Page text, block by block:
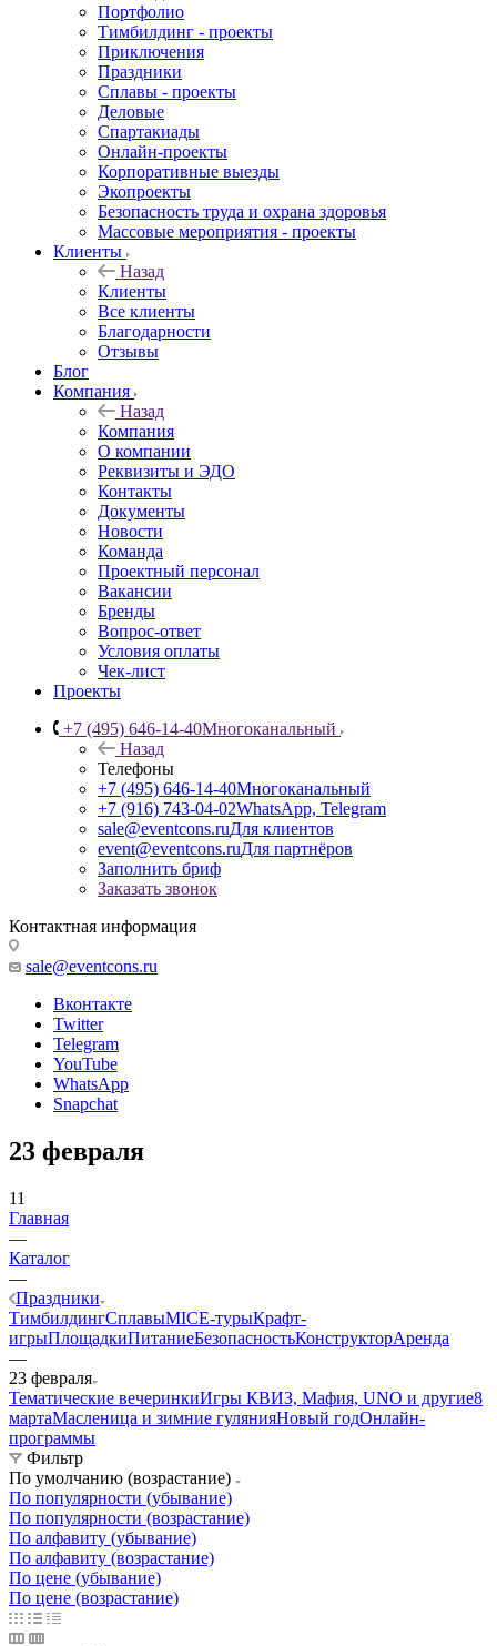
Портфолио
Тимбилдинг - проекты
Приключения
Праздники
Сплавы - проекты
Деловые
Спартакиады
Онлайн-проекты
Корпоративные выезды
Экопроекты
Безопасность труда и охрана здоровья
Массовые мероприятия - проекты
Клиенты
Назад
Клиенты
Все клиенты
Благодарности
Отзывы
Блог
Компания
Назад
Компания
О компании
Реквизиты и ЭДО
Контакты
Документы
Новости
Команда
Проектный персонал
Вакансии
Бренды
Вопрос-ответ
Условия оплаты
Чек-лист
Проекты
+7 (495) 646-14-40Многоканальный
Назад
Телефоны
+7 (495) 646-14-40Многоканальный
+7 (916) 743-04-02WhatsApp, Telegram
sale@eventcons.ruДля клиентов
event@eventcons.ruДля партнёров
Заполнить бриф
Заказать звонок
Контактная информация
sale@eventcons.ru
Вконтакте
Twitter
Telegram
YouTube
WhatsApp
Snapchat
23 февраля
11
Главная
—
Каталог
—
Праздники
ТимбилдингСплавыMICE‑турыКрафт-
игрыПлощадкиПитаниеБезопасностьКонструкторАренда
—
23 февраля
Тематические вечеринкиИгры КВИЗ, Мафия, UNO и другие8
мартаМасленица и зимние гулянияНовый годОнлайн-
программы
Фильтр
По умолчанию (возрастание)
По популярности (убывание)
По популярности (возрастание)
По алфавиту (убывание)
По алфавиту (возрастание)
По цене (убывание)
По цене (возрастание)